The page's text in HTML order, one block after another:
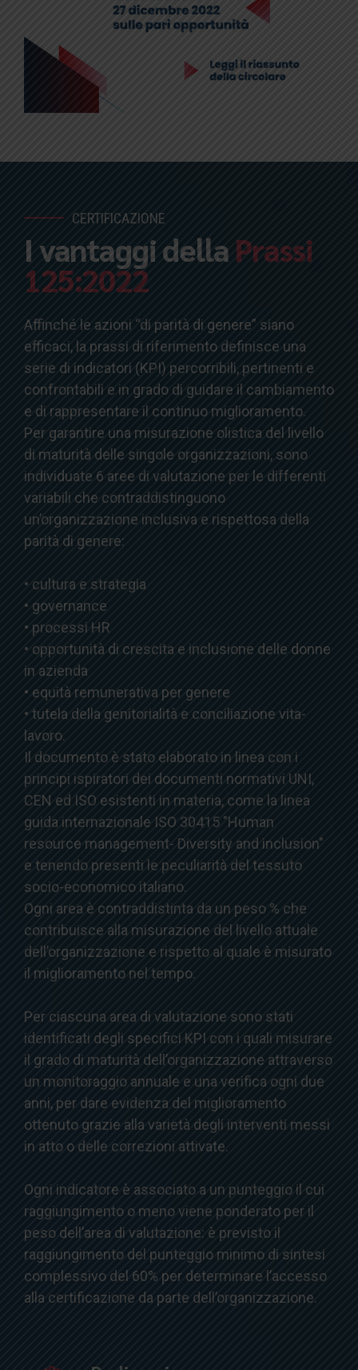
CERTIFICAZIONE
I vantaggi della Prassi
125:2022
Affinché le azioni “di parità di genere” siano
efficaci, la prassi di riferimento definisce una
serie di indicatori (KPI) percorribili, pertinenti e
confrontabili e in grado di guidare il cambiamento
e di rappresentare il continuo miglioramento.
Per garantire una misurazione olistica del livello
di maturità delle singole organizzazioni, sono
individuate 6 aree di valutazione per le differenti
variabili che contraddistinguono
un’organizzazione inclusiva e rispettosa della
parità di genere:
• cultura e strategia
• governance
• processi HR
• opportunità di crescita e inclusione delle donne
in azienda
• equità remunerativa per genere
• tutela della genitorialità e conciliazione vita-
lavoro.
Il documento è stato elaborato in linea con i
principi ispiratori dei documenti normativi UNI,
CEN ed ISO esistenti in materia, come la linea
guida internazionale ISO 30415 "Human
resource management- Diversity and inclusion"
e tenendo presenti le peculiarità del tessuto
socio-economico italiano.
Ogni area è contraddistinta da un peso % che
contribuisce alla misurazione del livello attuale
dell’organizzazione e rispetto al quale è misurato
il miglioramento nel tempo.
Per ciascuna area di valutazione sono stati
identificati degli specifici KPI con i quali misurare
il grado di maturità dell’organizzazione attraverso
un monitoraggio annuale e una verifica ogni due
anni, per dare evidenza del miglioramento
ottenuto grazie alla varietà degli interventi messi
in atto o delle correzioni attivate.
Ogni indicatore è associato a un punteggio il cui
raggiungimento o meno viene ponderato per il
peso dell’area di valutazione: è previsto il
raggiungimento del punteggio minimo di sintesi
complessivo del 60% per determinare l’accesso
alla certificazione da parte dell’organizzazione.